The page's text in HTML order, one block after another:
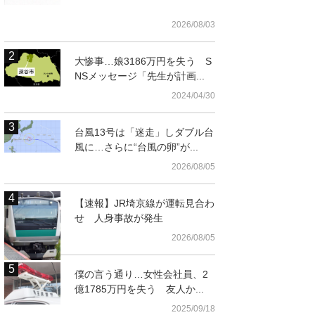
2026/08/03
大惨事…娘3186万円を失う S
NSメッセージ「先生が計画...
2024/04/30
台風13号は「迷走」しダブル台
風に…さらに“台風の卵”が...
2026/08/05
【速報】JR埼京線が運転見合わ
せ 人身事故が発生
2026/08/05
僕の言う通り…女性会社員、2
億1785万円を失う 友人か...
2025/09/18